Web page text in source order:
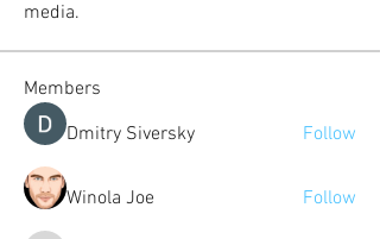
media.
Members
Dmitry Siversky
Follow
Winola Joe Follow